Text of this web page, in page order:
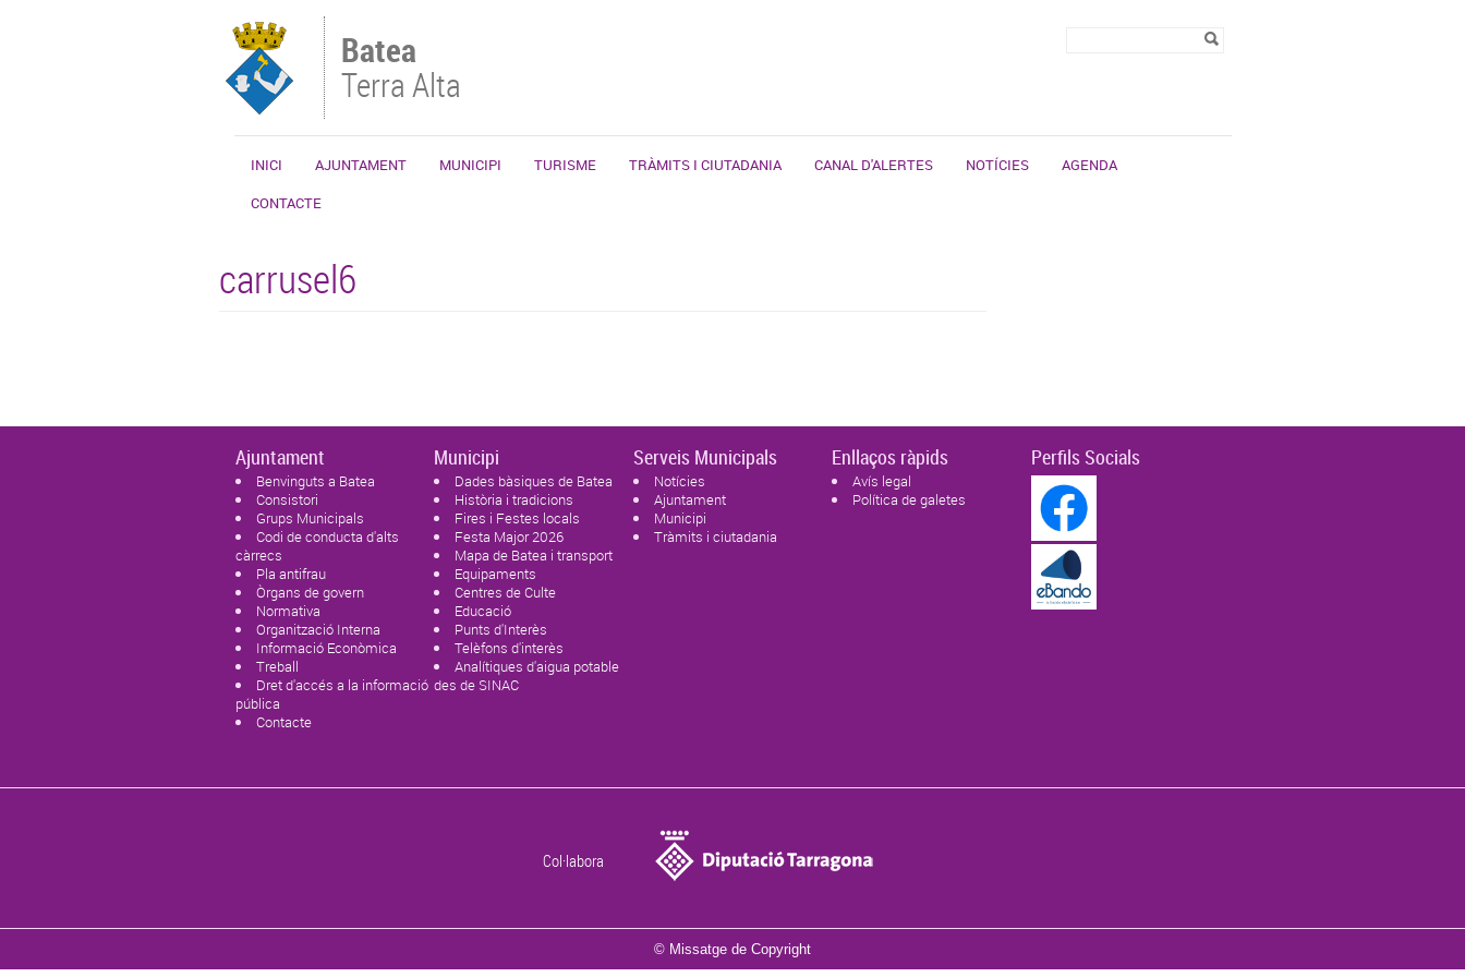
Batea
Terra Alta
INICI AJUNTAMENT MUNICIPI TURISME TRÀMITS I CIUTADANIA CANAL D'ALERTES NOTÍCIES
AGENDA
CONTACTE
carrusel6
Ajuntament
Benvinguts a Batea
Consistori
Grups Municipals
Codi de conducta d'alts
càrrecs
Pla antifrau
Òrgans de govern
Normativa
Organització Interna
Informació Econòmica
Treball
Dret d'accés a la informació
pública
Contacte
Municipi
Dades bàsiques de Batea
Història i tradicions
Fires i Festes locals
Festa Major 2026
Mapa de Batea i transport
Equipaments
Centres de Culte
Educació
Punts d'Interès
Telèfons d'interès
Analítiques d'aigua potable
des de SINAC
Serveis Municipals
Notícies
Ajuntament
Municipi
Tràmits i ciutadania
Enllaços ràpids
Avís legal
Política de galetes
Perfils Socials
Col·labora
© Missatge de Copyright